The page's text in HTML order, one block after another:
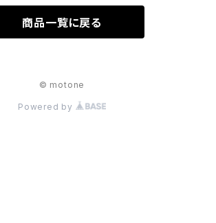
商品一覧に戻る
© motone
Powered by